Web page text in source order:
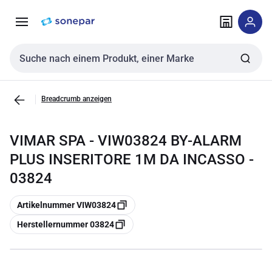
NavigationInhalt
Sucheingabe
Breadcrumb anzeigen
VIMAR SPA - VIW03824 BY-ALARM
PLUS INSERITORE 1M DA INCASSO -
03824
Kopieren
Artikelnummer VIW03824
Kopieren
Herstellernummer 03824